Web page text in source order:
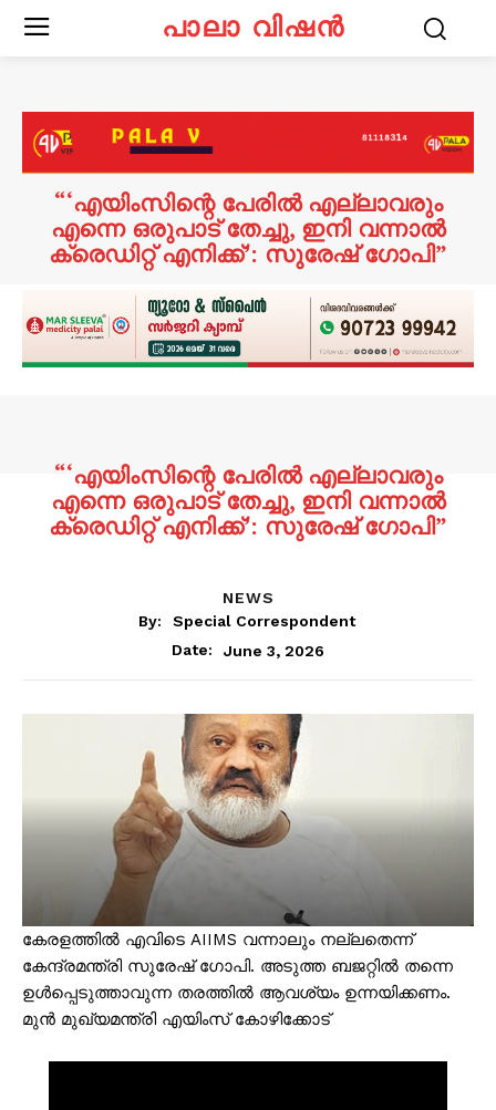
പാലാ വിഷൻ
“‘എയിംസിന്റെ പേരിൽ എല്ലാവരും
എന്നെ ഒരുപാട് തേച്ചു, ഇനി വന്നാൽ
ക്രെഡിറ്റ് എനിക്ക്’: സുരേഷ് ഗോപി”
“‘എയിംസിന്റെ പേരിൽ എല്ലാവരും
എന്നെ ഒരുപാട് തേച്ചു, ഇനി വന്നാൽ
ക്രെഡിറ്റ് എനിക്ക്’: സുരേഷ് ഗോപി”
NEWS
By:
Special Correspondent
Date:
June 3, 2026
കേരളത്തിൽ എവിടെ AIIMS വന്നാലും നല്ലതെന്ന്
കേന്ദ്രമന്ത്രി സുരേഷ് ഗോപി. അടുത്ത ബജറ്റിൽ തന്നെ
ഉൾപ്പെടുത്താവുന്ന തരത്തിൽ ആവശ്യം ഉന്നയിക്കണം.
മുൻ മുഖ്യമന്ത്രി എയിംസ് കോഴിക്കോട്